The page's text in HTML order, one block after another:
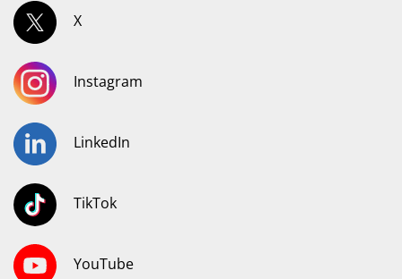
X
Instagram
LinkedIn
TikTok
YouTube